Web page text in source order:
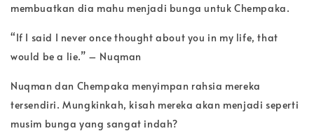
membuatkan dia mahu menjadi bunga untuk Chempaka.
“If I said I never once thought about you in my life, that
would be a lie.” – Nuqman
Nuqman dan Chempaka menyimpan rahsia mereka
tersendiri. Mungkinkah, kisah mereka akan menjadi seperti
musim bunga yang sangat indah?